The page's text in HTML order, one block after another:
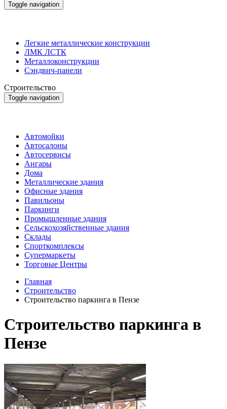
Toggle navigation
Легкие металлические конструкции
ЛМК ЛСТК
Металлоконструкции
Сэндвич-панели
Строительство
Toggle navigation
Автомойки
Автосалоны
Автосервисы
Ангары
Дома
Металлические здания
Офисные здания
Павильоны
Паркинги
Промышленные здания
Сельскохозяйственные здания
Склады
Спорткомплексы
Супермаркеты
Торговые Центры
Главная
Строительство
Строительство паркинга в Пензе
Строительство паркинга в
Пензе